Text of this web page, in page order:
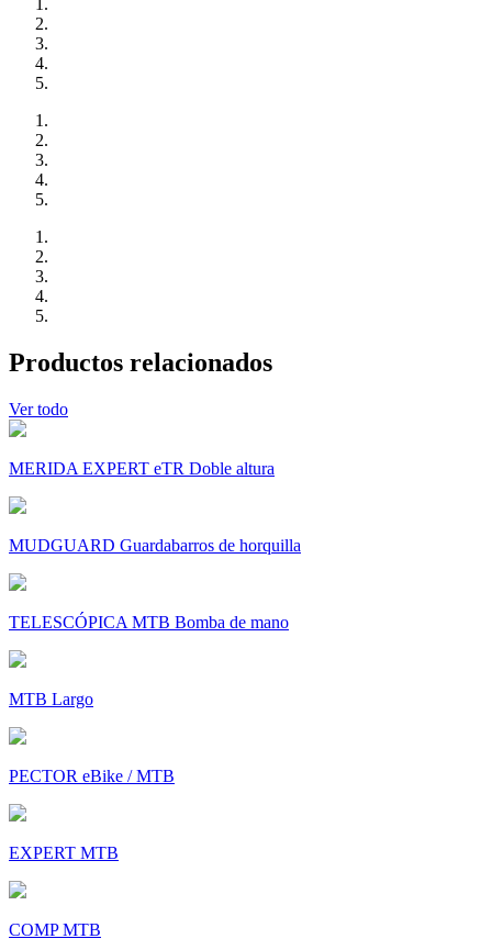
Productos relacionados
Ver todo
MERIDA EXPERT eTR Doble altura
MUDGUARD Guardabarros de horquilla
TELESCÓPICA MTB Bomba de mano
MTB Largo
PECTOR eBike / MTB
EXPERT MTB
COMP MTB